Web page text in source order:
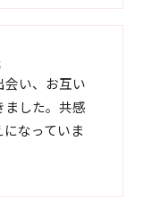
会い、お互い
ました。共感
なっていま